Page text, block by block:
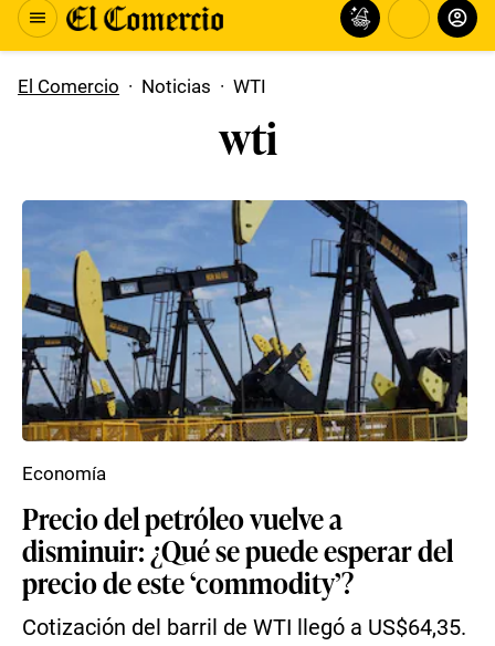
El Comercio · Noticias · WTI
wti
Precio del petróleo vuelve a
disminuir: ¿Qué se puede esperar del
precio de este ‘commodity’?
Cotización del barril de WTI llegó a US$64,35.
Economía